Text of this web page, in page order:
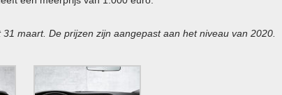
maart. De prijzen zijn aangepast aan het niveau van 2020.